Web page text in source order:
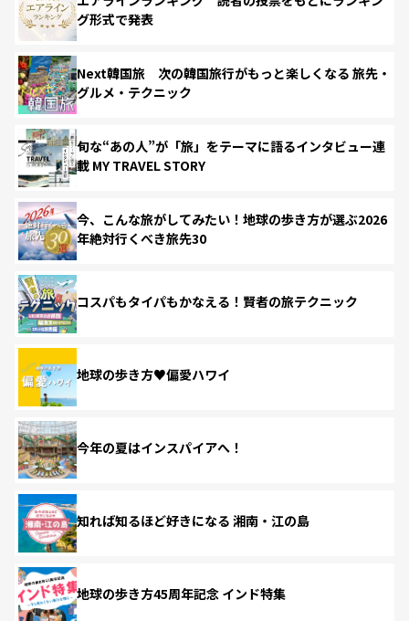
グ形式で発表
Next韓国旅 次の韓国旅行がもっと楽しくなる 旅先・
グルメ・テクニック
旬な“あの人”が「旅」をテーマに語るインタビュー連
載 MY TRAVEL STORY
今、こんな旅がしてみたい！地球の歩き方が選ぶ2026
年絶対行くべき旅先30
コスパもタイパもかなえる！賢者の旅テクニック
地球の歩き方♥偏愛ハワイ
今年の夏はインスパイアへ！
知れば知るほど好きになる 湘南・江の島
地球の歩き方45周年記念 インド特集